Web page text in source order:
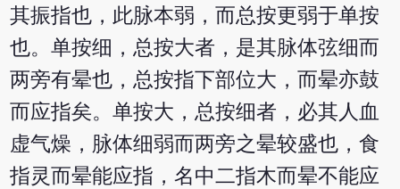
其振指也，此脉本弱，而总按更弱于单按
也。单按细，总按大者，是其脉体弦细而
两旁有晕也，总按指下部位大，而晕亦鼓
而应指矣。单按大，总按细者，必其人血
虚气燥，脉体细弱而两旁之晕较盛也，食
指灵而晕能应指，名中二指木而晕不能应